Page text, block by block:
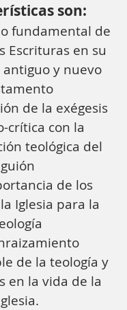
son:
fundamental de
Escrituras en su
y nuevo
de la exégesis
crítica con la
teológica del
guión
de los
Iglesia para la
de la teología y
en la vida de la